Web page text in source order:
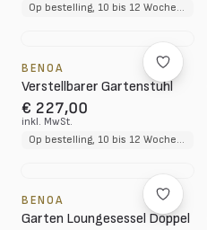
Op bestelling, 10 bis 12 Wochen Lieferzeit
BENOA
Verstellbarer Gartenstuhl
€ 227,00
inkl. MwSt.
Op bestelling, 10 bis 12 Wochen Lieferzeit
BENOA
Garten Loungesessel Doppel